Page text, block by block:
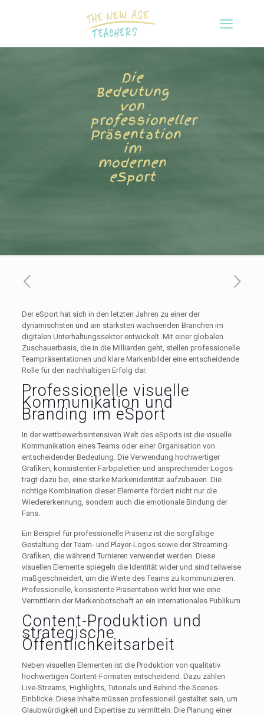
Die
Bedeutung
von
professioneller
Präsentation
im
modernen
eSport
Der eSport hat sich in den letzten Jahren zu einer der
dynamischsten und am stärksten wachsenden Branchen im
digitalen Unterhaltungssektor entwickelt. Mit einer globalen
Zuschauerbasis, die in die Milliarden geht, stellen professionelle
Teampräsentationen und klare Markenbilder eine entscheidende
Rolle für den nachhaltigen Erfolg dar.
Professionelle visuelle
Kommunikation und
Branding im eSport
In der wettbewerbsintensiven Welt des eSports ist die visuelle
Kommunikation eines Teams oder einer Organisation von
entscheidender Bedeutung. Die Verwendung hochwertiger
Grafiken, konsistenter Farbpaletten und ansprechender Logos
trägt dazu bei, eine starke Markenidentität aufzubauen. Die
richtige Kombination dieser Elemente fördert nicht nur die
Wiedererkennung, sondern auch die emotionale Bindung der
Fans.
Ein Beispiel für professionelle Präsenz ist die sorgfältige
Gestaltung der Team- und Player-Logos sowie der Streaming-
Grafiken, die während Turnieren verwendet werden. Diese
visuellen Elemente spiegeln die Identität wider und sind teilweise
maßgeschneidert, um die Werte des Teams zu kommunizieren.
Professionelle, konsistente Präsentation wirkt hier wie eine
Vermittlerin der Markenbotschaft an ein internationales Publikum.
Content-Produktion und
strategische
Öffentlichkeitsarbeit
Neben visuellen Elementen ist die Produktion von qualitativ
hochwertigen Content-Formaten entscheidend. Dazu zählen
Live-Streams, Highlights, Tutorials und Behind-the-Scenes-
Einblicke. Diese Inhalte müssen professionell gestaltet sein, um
Glaubwürdigkeit und Expertise zu vermitteln. Die Planung einer